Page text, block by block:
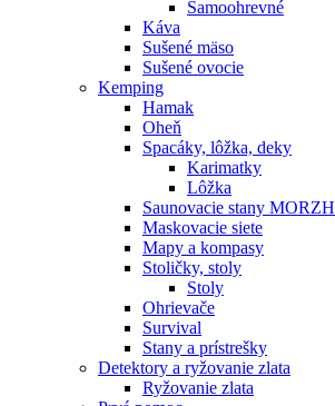
Samoohrevné
Káva
Sušené mäso
Sušené ovocie
Kemping
Hamak
Oheň
Spacáky, lôžka, deky
Karimatky
Lôžka
Saunovacie stany MORZH
Maskovacie siete
Mapy a kompasy
Stoličky, stoly
Stoly
Ohrievače
Survival
Stany a prístrešky
Detektory a ryžovanie zlata
Ryžovanie zlata